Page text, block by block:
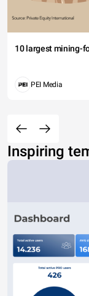
10 largest mining-
PEI Media
Inspiring